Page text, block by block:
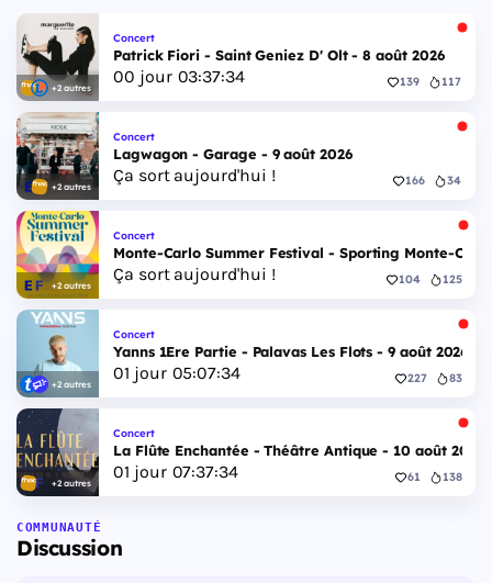
+2 autres
Concert
Patrick Fiori - Saint Geniez D' Olt - 8 août 2026
00 jour 03:37:33 139 117
+2 autres
Concert
Lagwagon - Garage - 9 août 2026
Ça sort aujourd'hui ! 166 34
+2 autres
Concert
Monte-Carlo Summer Festival - Sporting Monte-
Ça sort aujourd'hui ! 104 125
+2 autres
Concert
Yanns 1Ere Partie - Palavas Les Flots - 9 août 2026
01 jour 05:07:33 227 83
+2 autres
Concert
La Flûte Enchantée - Théâtre Antique - 10 août 2026
01 jour 07:37:33 61 138
COMMUNAUTÉ
Discussion